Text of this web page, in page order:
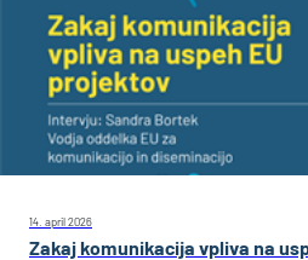
14. april 2026
Zakaj komunikacija vpliva na